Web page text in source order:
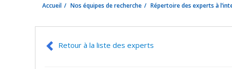
Accueil Nos équipes de recherche Répertoire des experts à
Retour à la liste des experts